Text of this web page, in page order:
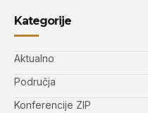
Kategorije
Aktualno
Područja
Konferencije ZIP